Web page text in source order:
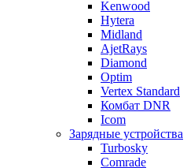
Kenwood
Hytera
Midland
AjetRays
Diamond
Optim
Vertex Standard
Комбат DNR
Icom
Зарядные устройства
Turbosky
Comrade